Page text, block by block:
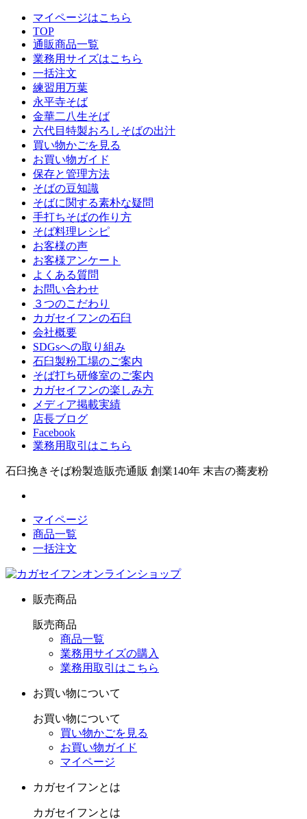
マイページはこちら
TOP
通販商品一覧
業務用サイズはこちら
一括注文
練習用万葉
永平寺そば
金華二八生そば
六代目特製おろしそばの出汁
買い物かごを見る
お買い物ガイド
保存と管理方法
そばの豆知識
そばに関する素朴な疑問
手打ちそばの作り方
そば料理レシピ
お客様の声
お客様アンケート
よくある質問
お問い合わせ
３つのこだわり
カガセイフンの石臼
会社概要
SDGsへの取り組み
石臼製粉工場のご案内
そば打ち研修室のご案内
カガセイフンの楽しみ方
メディア掲載実績
店長ブログ
Facebook
業務用取引はこちら
石臼挽きそば粉製造販売通販 創業140年 末吉の蕎麦粉
マイページ
商品一覧
一括注文
販売商品
販売商品
商品一覧
業務用サイズの購入
業務用取引はこちら
お買い物について
お買い物について
買い物かごを見る
お買い物ガイド
マイページ
カガセイフンとは
カガセイフンとは